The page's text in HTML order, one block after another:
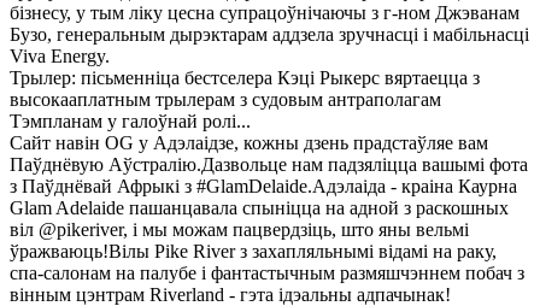
бізнесу, у тым ліку цесна супрацоўнічаючы з г-ном Джэванам
Бузо, генеральным дырэктарам аддзела зручнасці і мабільнасці
Viva Energy.
Трылер: пісьменніца бестселера Кэці Рыкерс вяртаецца з
высокааплатным трылерам з судовым антраполагам
Тэмпланам у галоўнай ролі...
Сайт навін OG у Адэлаідзе, кожны дзень прадстаўляе вам
Паўднёвую Аўстралію.Дазвольце нам падзяліцца вашымі фота
з Паўднёвай Афрыкі з #GlamDelaide.Адэлаіда - краіна Каурна
Glam Adelaide пашанцавала спыніцца на адной з раскошных
віл @pikeriver, і мы можам пацвердзіць, што яны вельмі
ўражваюць!Вілы Pike River з захапляльнымі відамі на раку,
спа-салонам на палубе і фантастычным размяшчэннем побач з
вінным цэнтрам Riverland - гэта ідэальны адпачынак!